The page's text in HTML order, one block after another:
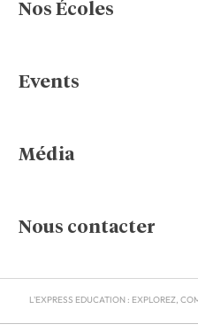
Nos Écoles
Events
Média
Nous contacter
L'EXPRESS EDUCATION : EXPLOREZ,